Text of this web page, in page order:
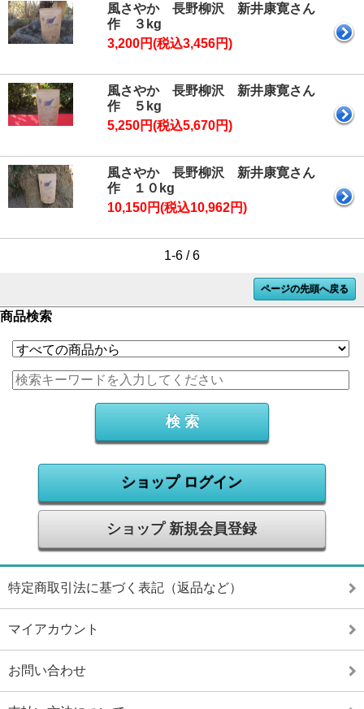
風さやか 長野柳沢 新井康寛さん
作 ３kg
3,200円(税込3,456円)
風さやか 長野柳沢 新井康寛さん
作 ５kg
5,250円(税込5,670円)
風さやか 長野柳沢 新井康寛さん
作 １０kg
10,150円(税込10,962円)
1-6 / 6
ページの先頭へ戻る
商品検索
ショップ ログイン
ショップ 新規会員登録
特定商取引法に基づく表記（返品など）
マイアカウント
お問い合わせ